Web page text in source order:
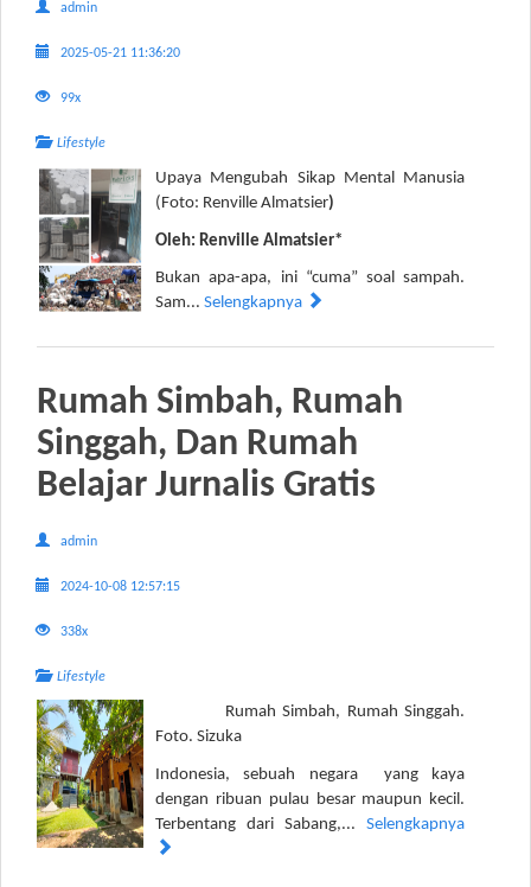
admin
2025-05-21 11:36:20
99x
Lifestyle
Upaya Mengubah Sikap Mental Manusia
(Foto: Renville Almatsier)
Oleh: Renville Almatsier*
Bukan apa-apa, ini “cuma” soal sampah.
Sam...Selengkapnya
Rumah Simbah, Rumah
Singgah, Dan Rumah
Belajar Jurnalis Gratis
admin
2024-10-08 12:57:15
338x
Lifestyle
Rumah Simbah, Rumah Singgah.
Foto. Sizuka
Indonesia, sebuah negara yang kaya
dengan ribuan pulau besar maupun kecil.
Terbentang dari Sabang,... Selengkapnya